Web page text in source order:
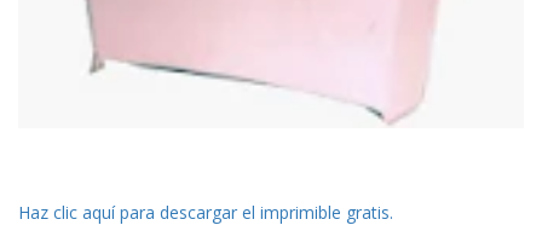
Haz clic aquí para descargar el imprimible gratis.